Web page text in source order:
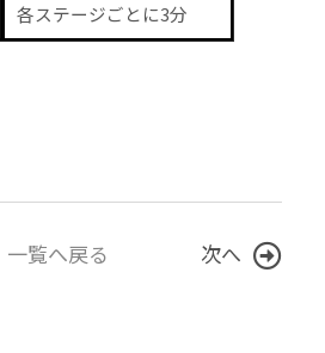
各ステージごとに3分
一覧へ戻る 次へ